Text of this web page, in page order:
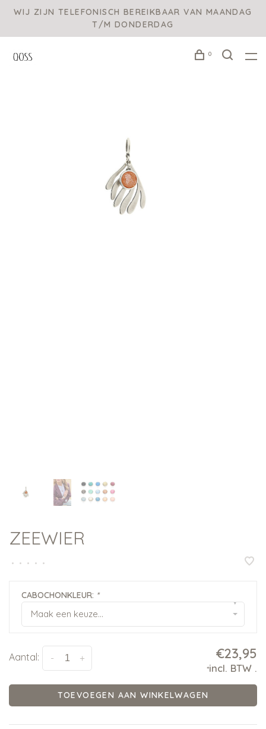
WIJ ZIJN TELEFONISCH BEREIKBAAR VAN MAANDAG
T/M DONDERDAG
0
ZEEWIER
• • • • •
CABOCHONKLEUR: *
Maak een keuze...
▾
Aantal: +
- €23,95
*incl. BTW .
TOEVOEGEN AAN WINKELWAGEN